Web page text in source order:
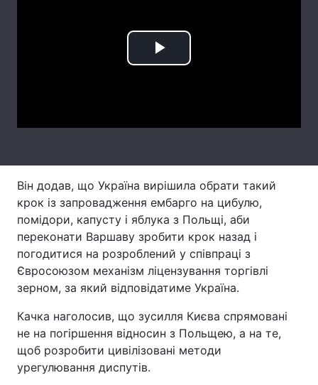
Play
Він додав, що Україна вирішила обрати такий
крок із запровадження ембарго на цибулю,
помідори, капусту і яблука з Польщі, аби
переконати Варшаву зробити крок назад і
погодитися на розроблений у співпраці з
Євросоюзом механізм ліцензування торгівлі
зерном, за який відповідатиме Україна.
Качка наголосив, що зусилля Києва спрямовані
не на погіршення відносин з Польщею, а на те,
щоб розробити цивілізовані методи
урегулювання диспутів.